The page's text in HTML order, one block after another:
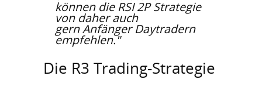
können die RSI 2P Strategie
von daher auch
gern Anfänger Daytradern
empfehlen."
Die R3 Trading-Strategie